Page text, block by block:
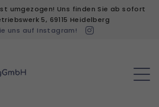
umgezogen! Uns finden Sie ab sofort
5, 69115 Heidelberg
uns auf Instagram!